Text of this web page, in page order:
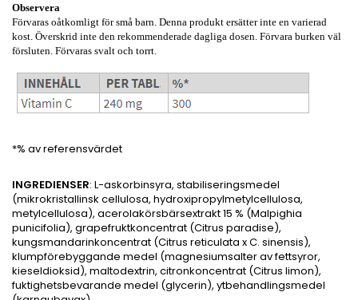
Observera
Förvaras oåtkomligt för små barn. Denna produkt ersätter inte en varierad
kost. Överskrid inte den rekommenderade dagliga dosen. Förvara burken väl
försluten. Förvaras svalt och torrt.
*% av referensvärdet
INGREDIENSER: L-askorbinsyra, stabiliseringsmedel
(mikrokristallinsk cellulosa, hydroxipropylmetylcellulosa,
metylcellulosa), acerolakörsbärsextrakt 15 % (Malpighia
punicifolia), grapefruktkoncentrat (Citrus paradise),
kungsmandarinkoncentrat (Citrus reticulata x C. sinensis),
klumpförebyggande medel (magnesiumsalter av fettsyror,
kieseldioksid), maltodextrin, citronkoncentrat (Citrus limon),
fuktighetsbevarande medel (glycerin), ytbehandlingsmedel